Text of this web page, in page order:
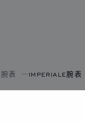
腕表 IMPERIALE腕表
29毫米、自动上链机芯